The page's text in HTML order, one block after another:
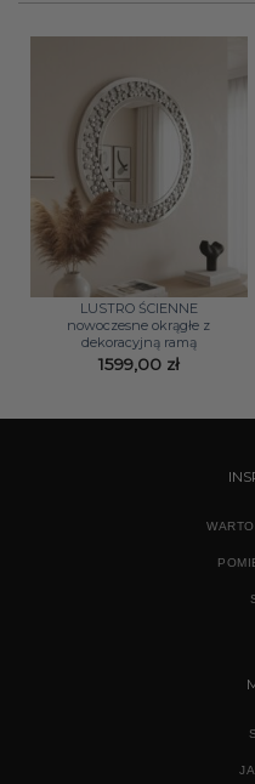
LUSTRO ŚCIENNE
nowoczesne okrągłe z
dekoracyjną ramą
1599,00 zł